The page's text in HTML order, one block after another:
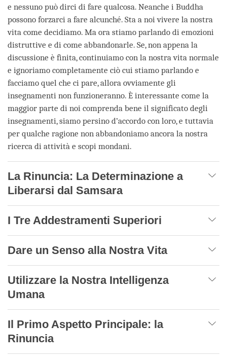
e nessuno può dirci di fare qualcosa. Neanche i Buddha
possono forzarci a fare alcunché. Sta a noi vivere la nostra
vita come decidiamo. Ma ora stiamo parlando di emozioni
distruttive e di come abbandonarle. Se, non appena la
discussione è finita, continuiamo con la nostra vita normale
e ignoriamo completamente ciò cui stiamo parlando e
facciamo quel che ci pare, allora ovviamente gli
insegnamenti non funzioneranno. È interessante come la
maggior parte di noi comprenda bene il significato degli
insegnamenti, siamo persino d’accordo con loro, e tuttavia
per qualche ragione non abbandoniamo ancora la nostra
ricerca di attività e scopi mondani.
La Rinuncia: La Determinazione a
Liberarsi dal Samsara
I Tre Addestramenti Superiori
Dare un Senso alla Nostra Vita
Utilizzare la Nostra Intelligenza
Umana
Il Primo Aspetto Principale: la
Rinuncia